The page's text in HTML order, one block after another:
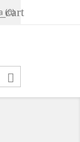
(0)
